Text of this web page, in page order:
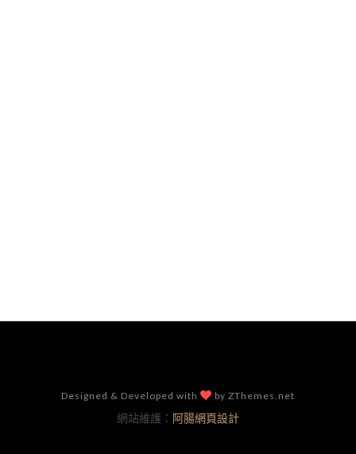
Designed & Developed with by ZThemes.net
網站維護： 阿腸網頁設計